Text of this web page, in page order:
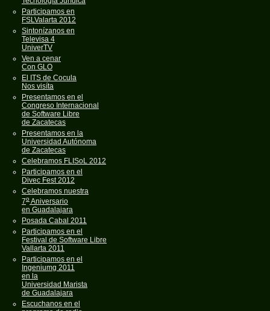
Participamos en
FSLValarta 2012
Sintonízanos en
Televisa 4
UniverTV
Ven a cenar
Con GLO
El ITS de Cocula
Nos visíta
Presentamos en el
Congreso Internacional
de Software Libre
de Zacatecas
Presentamos en la
Universidad Autónoma
de Zacatecas
Celebramos FLISoL 2012
Participamos en el
Divec Fest 2012
Celebramos nuestra
7oAniversario
en Guadalajara
Posada Cabal 2011
Participamos en el
Festival de Software Libre
Vallarta 2011
Participamos en el
Ingeniumg 2011
en la
Universidad Marista
de Guadalajara
Escuchanos en el